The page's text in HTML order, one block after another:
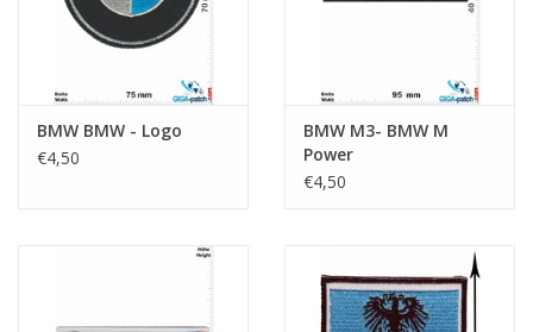
BMW BMW - Logo
€4,50
BMW M3- BMW M
Power
€4,50